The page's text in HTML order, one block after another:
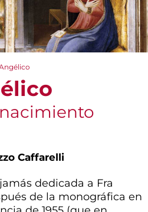
Caffarelli
dedicada a Fra
de la monográfica en